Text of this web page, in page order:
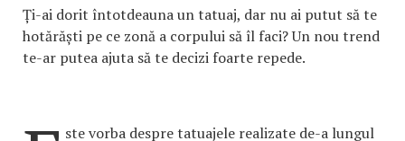
Ți-ai dorit întotdeauna un tatuaj, dar nu ai putut să te
hotărăști pe ce zonă a corpului să îl faci? Un nou trend
te-ar putea ajuta să te decizi foarte repede.
ste vorba despre tatuajele realizate de-a lungul